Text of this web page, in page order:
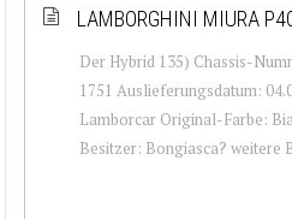
LAMBORGHINI MIURA
Der Hybrid 135) Chassis-
1751 Auslieferungsdatum:
Lamborcar Original-Farbe:
Besitzer: Bongiasca? weitere